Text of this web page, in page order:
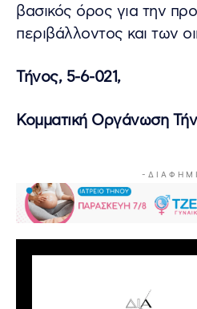
βασικός όρος για την
περιβάλλοντος και των
Τήνος, 5-6-021,
Κομματική Οργάνωση
- Δ Ι Α Φ Η Μ